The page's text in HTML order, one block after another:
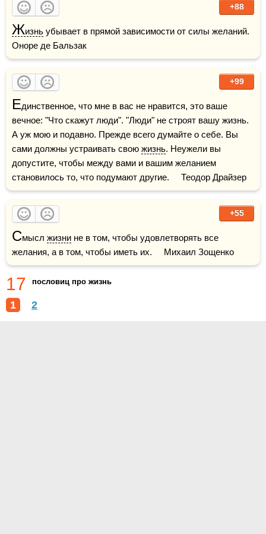
+88
Жизнь убывает в прямой зависимости от силы желаний.
Оноре де Бальзак
+99
Единственное, что мне в вас не нравится, это ваше
вечное: "Что скажут люди". "Люди" не строят вашу жизнь.
А уж мою и подавно. Прежде всего думайте о себе. Вы
сами должны устраивать свою жизнь. Неужели вы
допустите, чтобы между вами и вашим желанием
становилось то, что подумают другие.     Теодор Драйзер
+55
Смысл жизни не в том, чтобы удовлетворять все
желания, а в том, чтобы иметь их.     Михаил Зощенко
17 пословиц про жизнь
1 2